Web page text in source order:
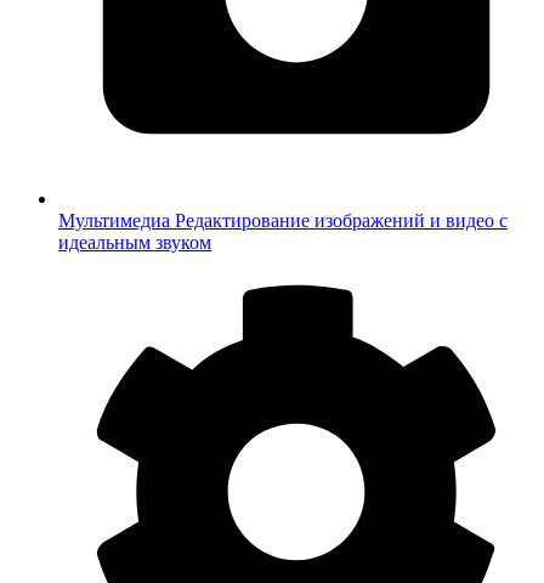
Мультимедиа Редактирование изображений и видео с
идеальным звуком